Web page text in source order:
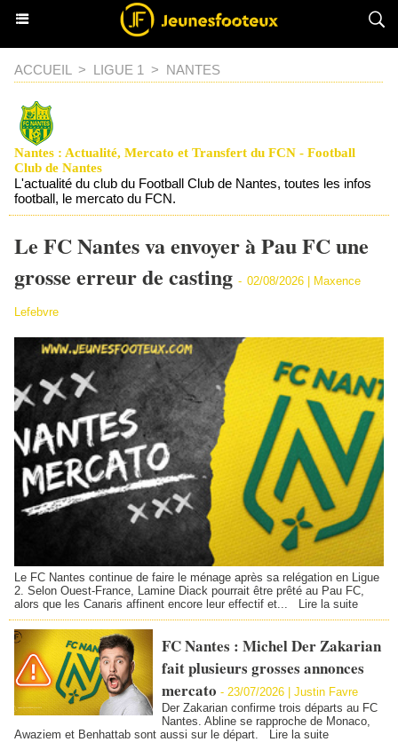
ACCUEIL > LIGUE 1 > NANTES
Nantes : Actualité, Mercato et Transfert du FCN - Football
Club de Nantes
L'actualité du club du Football Club de Nantes, toutes les infos
football, le mercato du FCN.
Le FC Nantes va envoyer à Pau FC une
grosse erreur de casting - 02/08/2026 | Maxence
Lefebvre
Le FC Nantes continue de faire le ménage après sa relégation en Ligue
2. Selon Ouest-France, Lamine Diack pourrait être prêté au Pau FC,
alors que les Canaris affinent encore leur effectif et...
Lire la suite
FC Nantes : Michel Der Zakarian
fait plusieurs grosses annonces
mercato - 23/07/2026 |Justin Favre
Der Zakarian confirme trois départs au FC
Nantes. Abline se rapproche de Monaco,
Awaziem et Benhattab sont aussi sur le départ.
Lire la suite